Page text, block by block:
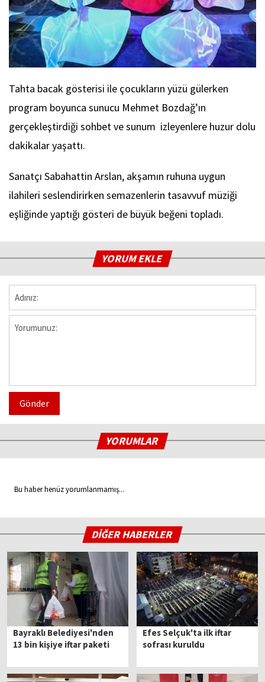
Tahta bacak gösterisi ile çocukların yüzü gülerken
program boyunca sunucu Mehmet Bozdağ’ın
gerçekleştirdiği sohbet ve sunum izleyenlere huzur dolu
dakikalar yaşattı.
Sanatçı Sabahattin Arslan, akşamın ruhuna uygun
ilahileri seslendirirken semazenlerin tasavvuf müziği
eşliğinde yaptığı gösteri de büyük beğeni topladı.
YORUM EKLE
Gönder
YORUMLAR
Bu haber henüz yorumlanmamış...
DİĞER HABERLER
Bayraklı Belediyesi'nden
13 bin kişiye iftar paketi
Efes Selçuk'ta ilk iftar
sofrası kuruldu